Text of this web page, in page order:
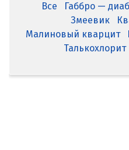
Все Габбро —
Змеевик
Малиновый кварцит
Талькохлорит